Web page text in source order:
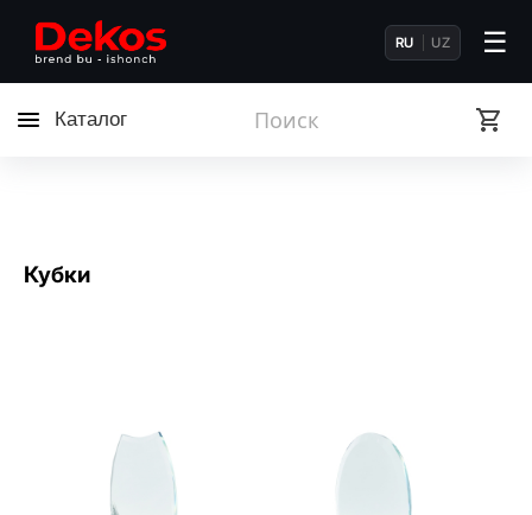
RU UZ ☰
Каталог
Кубки